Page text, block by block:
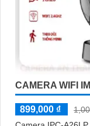
CAMERA WIFI
899,000 ₫